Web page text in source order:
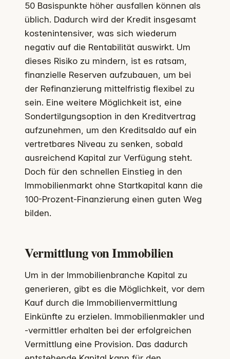
50 Basispunkte höher ausfallen können als
üblich. Dadurch wird der Kredit insgesamt
kostenintensiver, was sich wiederum
negativ auf die Rentabilität auswirkt. Um
dieses Risiko zu mindern, ist es ratsam,
finanzielle Reserven aufzubauen, um bei
der Refinanzierung mittelfristig flexibel zu
sein. Eine weitere Möglichkeit ist, eine
Sondertilgungsoption in den Kreditvertrag
aufzunehmen, um den Kreditsaldo auf ein
vertretbares Niveau zu senken, sobald
ausreichend Kapital zur Verfügung steht.
Doch für den schnellen Einstieg in den
Immobilienmarkt ohne Startkapital kann die
100-Prozent-Finanzierung einen guten Weg
bilden.
Vermittlung von Immobilien
Um in der Immobilienbranche Kapital zu
generieren, gibt es die Möglichkeit, vor dem
Kauf durch die Immobilienvermittlung
Einkünfte zu erzielen. Immobilienmakler und
-vermittler erhalten bei der erfolgreichen
Vermittlung eine Provision. Das dadurch